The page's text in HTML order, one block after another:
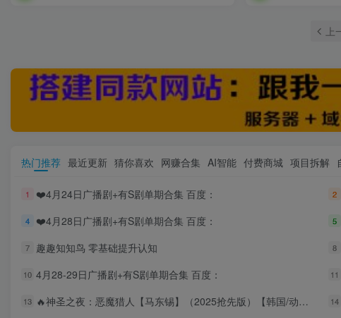
上
热门推荐 最近更新 猜你喜欢 网赚合集 AI智能 付费商城 项目拆解
1 ❤️4月24日广播剧+有S剧单期合集 百度： 2
4 ❤️4月28日广播剧+有S剧单期合集 百度： 5
7 趣趣知知鸟 零基础提升认知 8
10 4月28-29日广播剧+有S剧单期合集 百度： 11
13 🔥神圣之夜：恶魔猎人【马东锡】（2025抢先版）【韩国/动作/奇幻】 百度： 14